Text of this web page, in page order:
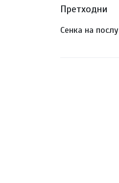
Претходни
Сенка на послу